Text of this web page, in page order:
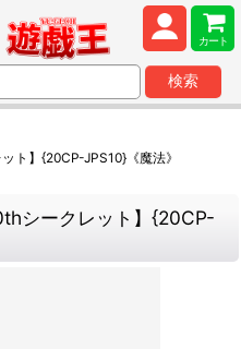
カート
検索
ト】{20CP-JPS10}《魔法》
シークレット】{20CP-